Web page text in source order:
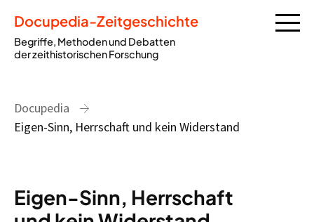
Docupedia-Zeitgeschichte
Begriffe, Methoden und Debatten
der zeithistorischen Forschung
Docupedia
Eigen-Sinn, Herrschaft und kein Widerstand
Eigen-Sinn, Herrschaft